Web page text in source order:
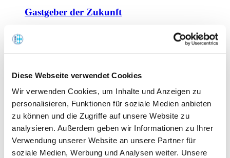
Diese Webseite verwendet Cookies
Wir verwenden Cookies, um Inhalte und Anzeigen zu
personalisieren, Funktionen für soziale Medien anbieten
zu können und die Zugriffe auf unsere Website zu
analysieren. Außerdem geben wir Informationen zu Ihrer
Verwendung unserer Website an unsere Partner für
soziale Medien, Werbung und Analysen weiter. Unsere
Gastgeber der Zukunft
Offene Seminare
Tagen im Palais
Wirte-und Unternehmerbrief
Lernplattform BOUNTI
Partner
Branchennahe Organisationen